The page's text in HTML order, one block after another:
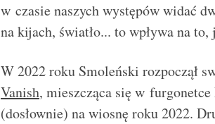
w czasie naszych występów widać
na kijach, światło... to wpływa na to,
W 2022 roku Smoleński rozpoczął
Vanish, mieszcząca się w
(dosłownie) na wiosnę roku 2022.